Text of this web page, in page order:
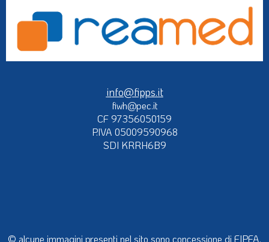
info@fipps.it
fiwh@pec.it
CF 97356050159
P.IVA 05009590968
SDI KRRH6B9
© alcune immagini presenti nel sito sono concessione di FIPFA,